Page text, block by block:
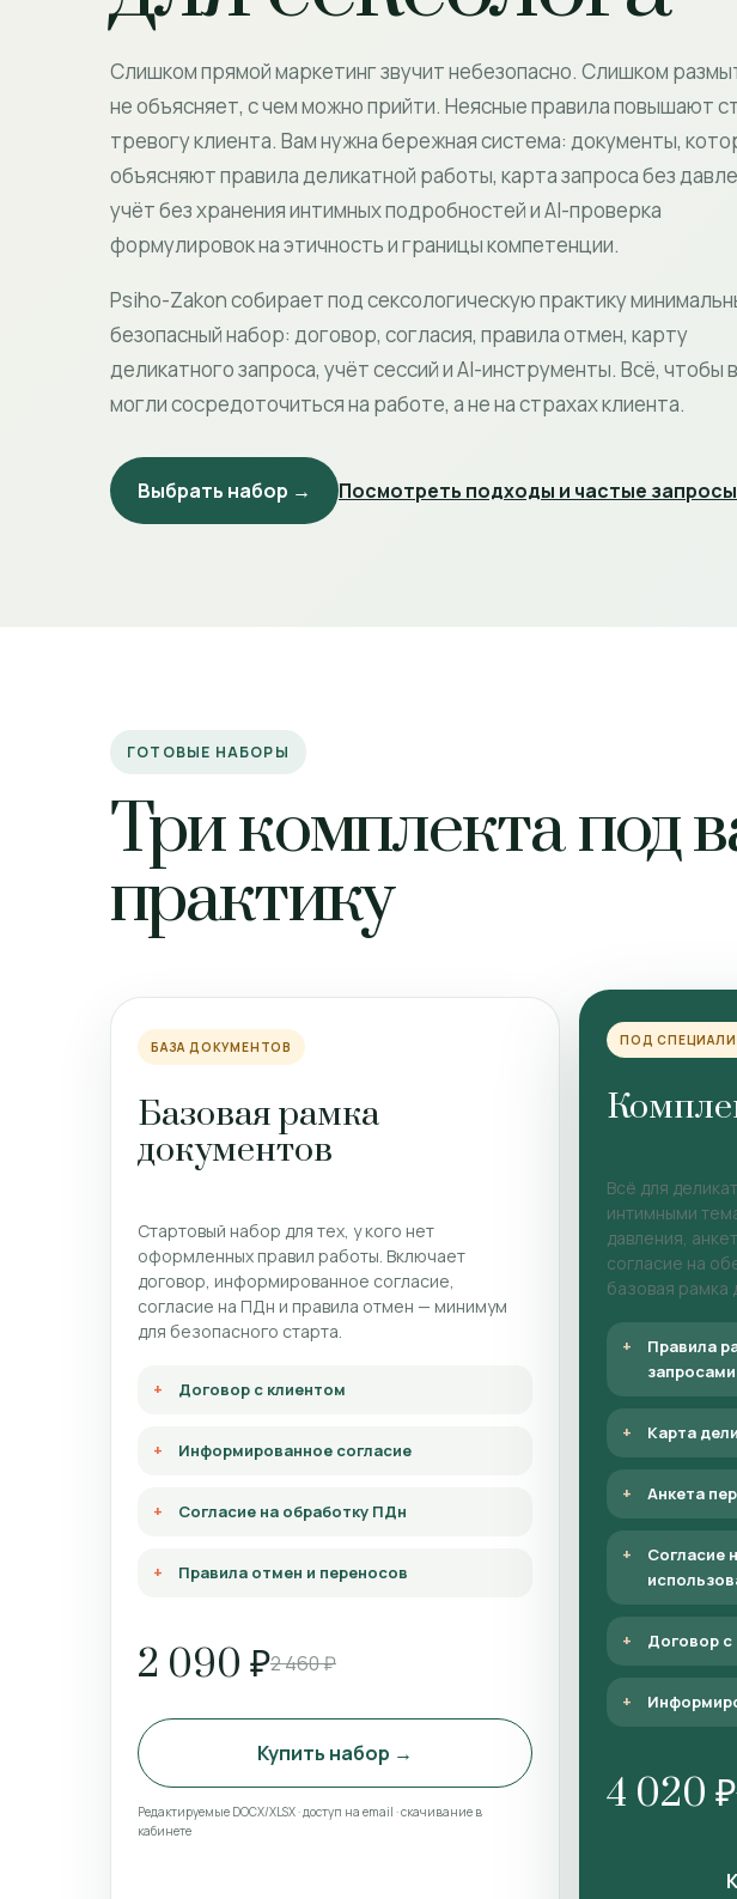
Слишком прямой маркетинг звучит небезопасно. Слишком
не объясняет, с чем можно прийти. Неясные правила повышают
тревогу клиента. Вам нужна бережная система: документы,
объясняют правила деликатной работы, карта запроса без
учёт без хранения интимных подробностей и AI-проверка
формулировок на этичность и границы компетенции.
Psiho-Zakon собирает под сексологическую практику
безопасный набор: договор, согласия, правила отмен, карту
деликатного запроса, учёт сессий и AI-инструменты. Всё, чтобы
могли сосредоточиться на работе, а не на страхах клиента.
Выбрать набор → Посмотреть подходы и частые запросы
ГОТОВЫЕ НАБОРЫ
Три комплекта под
практику
БАЗА ДОКУМЕНТОВ
Базовая рамка
документов
Стартовый набор для тех, у кого нет
оформленных правил работы. Включает
договор, информированное согласие,
согласие на ПДн и правила отмен — минимум
для безопасного старта.
Договор с клиентом
Информированное согласие
Согласие на обработку ПДн
Правила отмен и переносов
2 090 ₽2 460 ₽
Купить набор →
Редактируемые DOCX/XLSX · доступ на email · скачивание в
кабинете
ПОД
Всё для
интимными
давления,
согласие на
базовая рамка
Правила
запросами
Карта
Анкета
Согласие
Договор с
4 020 ₽